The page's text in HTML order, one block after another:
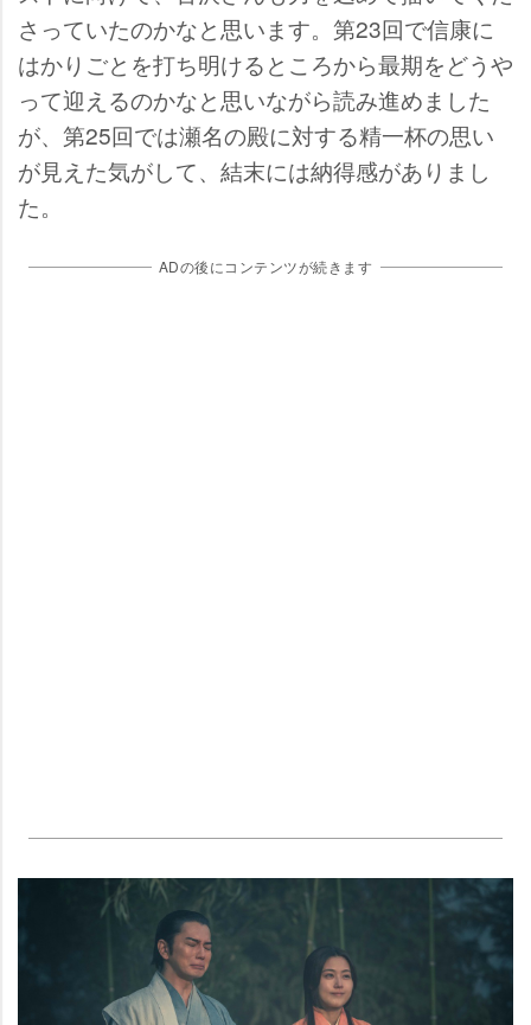
さっていたのかなと思います。第23回で信康に
はかりごとを打ち明けるところから最期をどう
って迎えるのかなと思いながら読み進めました
が、第25回では瀬名の殿に対する精一杯の思い
が見えた気がして、結末には納得感がありまし
た。
ADの後にコンテンツが続きます